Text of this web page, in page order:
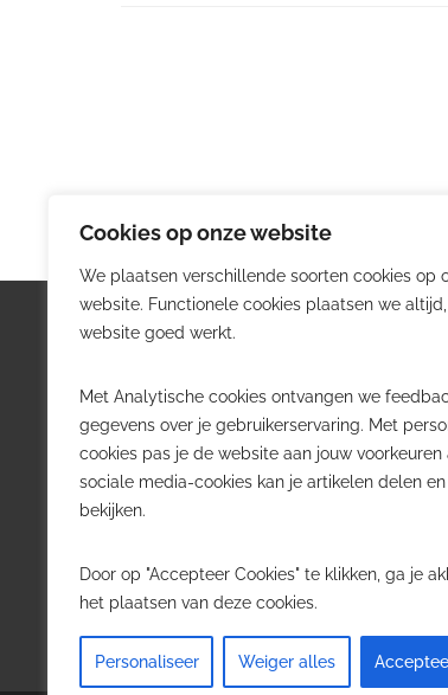
Cookies op onze website
We plaatsen verschillende soorten cookies op
website. Functionele cookies plaatsen we
website goed werkt.
Met Analytische cookies ontvangen we
gegevens over je gebruikerservaring. Met
cookies pas je de website aan jouw voorkeuren
sociale media-cookies kan je artikelen delen
bekijken.
Door op "Accepteer Cookies" te klikken, ga je
het plaatsen van deze cookies.
Personaliseer Weiger alles
Logistiek.be
Logistiek.be brengt dagelijks nieuws,
trends en praktijkverhalen over
transport, warehousing, supply chain
en automatisering in België.
willen volgen.